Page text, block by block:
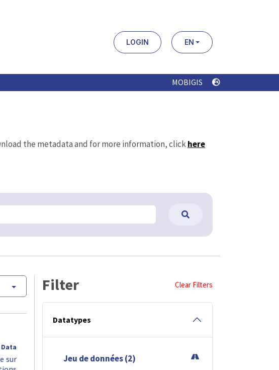
LOGIN EN
MOBIGIS
the metadata and for more information, clickhere
Data
sur
Filter Clear Filters
Datatypes
Jeu de données (2)